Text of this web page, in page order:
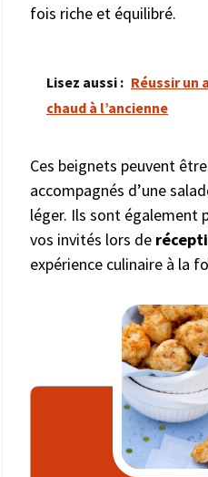
fois riche et équilibré.
Lisez aussi : Réussir un
chaud à l’ancienne
Ces beignets peuvent
accompagnés d’une
léger. Ils sont également
vos invités lors de
expérience culinaire à la